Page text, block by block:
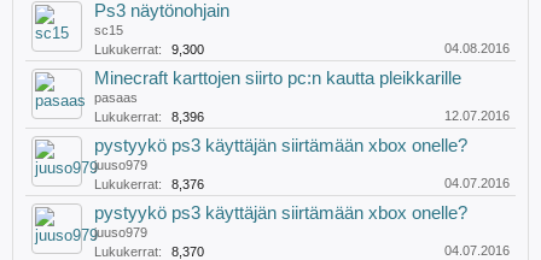
Ps3 näytönohjain
sc15
Lukukerrat:
9,300 04.08.2016
Minecraft karttojen siirto pc:n kautta pleikkarille
pasaas
Lukukerrat:
8,396 12.07.2016
pystyykö ps3 käyttäjän siirtämään xbox onelle?
juuso979
Lukukerrat:
8,376 04.07.2016
pystyykö ps3 käyttäjän siirtämään xbox onelle?
juuso979
Lukukerrat:
8,370 04.07.2016